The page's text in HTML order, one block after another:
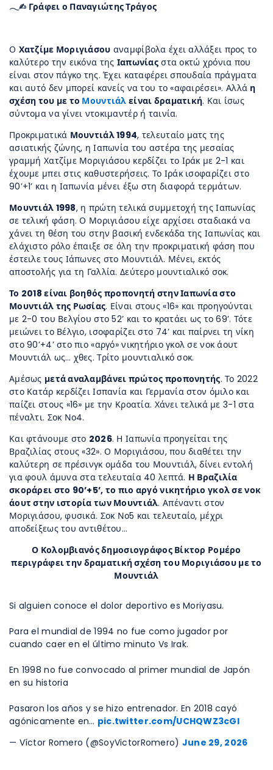
𓂃✍︎ Γράφει ο Παναγιώτης Τράγος
Ο Χατζίμε Μοριγιάσου αναμφίβολα έχει αλλάξει προς το
καλύτερο την εικόνα της Ιαπωνίαςστα οκτώ χρόνια που
είναι στον πάγκο της. Έχει καταφέρει σπουδαία πράγματα
και αυτό δεν μπορεί κανείς να του το «αφαιρέσει». Αλλά η
σχέση του με το Μουντιάλ είναι δραματική. Και ίσως
σύντομα να γίνει ντοκιμαντέρ ή ταινία.
Προκριματικά Μουντιάλ 1994, τελευταίο ματς της
ασιατικής ζώνης, η Ιαπωνία του αστέρα της μεσαίας
γραμμή Χατζίμε Μοριγιάσου κερδίζει το Ιράκ με 2-1 και
έχουμε μπει στις καθυστερήσεις. Το Ιράκ ισοφαρίζει στο
90’+1’ και η Ιαπωνία μένει έξω στη διαφορά τερμάτων.
Μουντιάλ 1998, η πρώτη τελικά συμμετοχή της Ιαπωνίας
σε τελική φάση. Ο Μοριγιάσου είχε αρχίσει σταδιακά να
χάνει τη θέση του στην βασική ενδεκάδα της Ιαπωνίας και
ελάχιστο ρόλο έπαιξε σε όλη την προκριματική φάση που
έστειλε τους Ιάπωνες στο Μουντιάλ. Μένει, εκτός
αποστολής για τη Γαλλία. Δεύτερο μουντιαλικό σοκ.
Το 2018 είναι βοηθός προπονητή στην Ιαπωνία στο
Μουντιάλ της Ρωσίας. Είναι στους «16» και προηγούνται
με 2-0 του Βελγίου στο 52’ και το κρατάει ως το 69’. Τότε
μειώνει το Βέλγιο, ισοφαρίζει στο 74’ και παίρνει τη νίκη
στο 90’+4’ στο πιο «αργό» νικητήριο γκολ σε νοκ άουτ
Μουντιάλ ως… χθες. Τρίτο μουντιαλικό σοκ.
Αμέσως μετά αναλαμβάνει πρώτος προπονητής. Το 2022
στο Κατάρ κερδίζει Ισπανία και Γερμανία στον όμιλο και
παίζει στους «16» με την Κροατία. Χάνει τελικά με 3-1 στα
πέναλτι. Σοκ Νο4.
Και φτάνουμε στο 2026. Η Ιαπωνία προηγείται της
Βραζιλίας στους «32». Ο Μοριγιάσου, που διαθέτει την
καλύτερη σε πρέσινγκ ομάδα του Μουντιάλ, δίνει εντολή
για φουλ άμυνα στα τελευταία 40 λεπτά. Η Βραζιλία
σκοράρει στο 90’+5’, το πιο αργό νικητήριο γκολ σε νοκ
άουτ στην ιστορία των Μουντιάλ. Απέναντι στον
Μοριγιάσου, φυσικά. Σοκ Νο5 και τελευταίο, μέχρι
αποδείξεως του αντιθέτου…
Ο Κολομβιανός δημοσιογράφος Βίκτορ Ρομέρο
περιγράφει την δραματική σχέση του Μοριγιάσου με το
Μουντιάλ
Si alguien conoce el dolor deportivo es Moriyasu.
Para el mundial de 1994 no fue como jugador por
cuando caer en el último minuto Vs Irak.
En 1998 no fue convocado al primer mundial de Japón
en su historia
Pasaron los años y se hizo entrenador. En 2018 cayó
agónicamente en… pic.twitter.com/UCHQWZ3cGl
— Víctor Romero (@SoyVictorRomero) June 29, 2026